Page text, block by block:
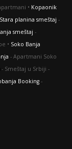
• Kopaonik
Stara planina smeštaj -
smeštaj -
• Soko Banja
- Apartmani Soko
- Smeštaj u Srbiji -
Booking -